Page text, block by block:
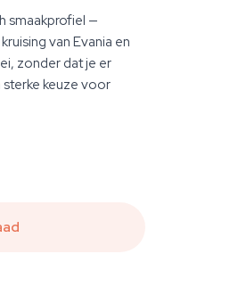
smaakprofiel —
van Evania en
zonder dat je er
keuze voor